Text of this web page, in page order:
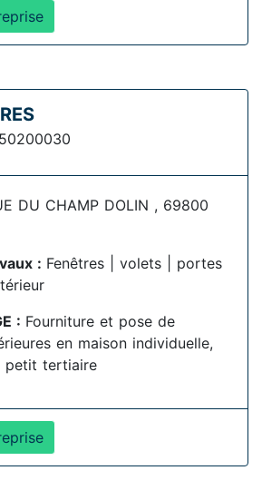
DU CHAMP DOLIN , 69800
: Fenêtres | volets | portes
: Fourniture et pose de
en maison individuelle,
tertiaire